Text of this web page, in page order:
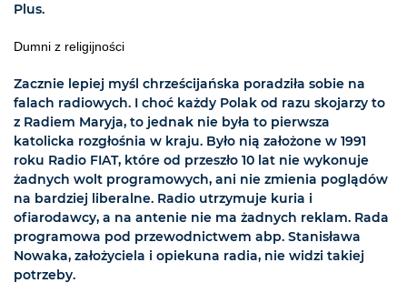
Plus.
Dumni z religijności
Zacznie lepiej myśl chrześcijańska poradziła sobie na
falach radiowych. I choć każdy Polak od razu skojarzy to
z Radiem Maryja, to jednak nie była to pierwsza
katolicka rozgłośnia w kraju. Było nią założone w 1991
roku Radio FIAT, które od przeszło 10 lat nie wykonuje
żadnych wolt programowych, ani nie zmienia poglądów
na bardziej liberalne. Radio utrzymuje kuria i
ofiarodawcy, a na antenie nie ma żadnych reklam. Rada
programowa pod przewodnictwem abp. Stanisława
Nowaka, założyciela i opiekuna radia, nie widzi takiej
potrzeby.